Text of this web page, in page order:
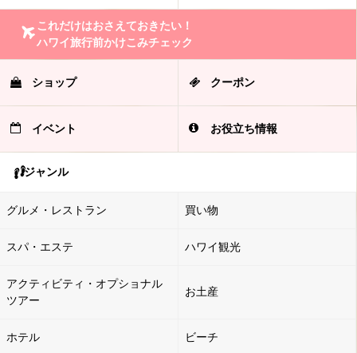
これだけはおさえておきたい！
ハワイ旅行前かけこみチェック
ショップ クーポン
イベント お役立ち情報
ジャンル
グルメ・レストラン 買い物
スパ・エステ ハワイ観光
アクティビティ・オプショナル
ツアー
お土産
ホテル ビーチ